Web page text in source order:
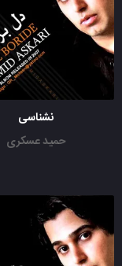
نشناسی
حمید عسکری